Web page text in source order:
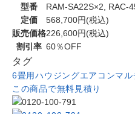
型番
RAM-SA22S×2, RAC-
定価
568,700円(税込)
販売価格226,600円(税込)
割引率 60％OFF
タグ
6畳用ハウジングエアコンマル
この商品で無料見積り